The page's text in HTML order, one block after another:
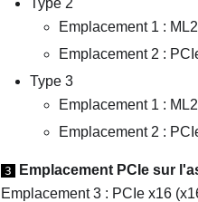
Emplacement 1 :
Emplacement 2 :
Type 3
Emplacement 1 :
Emplacement 2 :
3
Emplacement PCIe sur
Emplacement 3 : PCIe x16